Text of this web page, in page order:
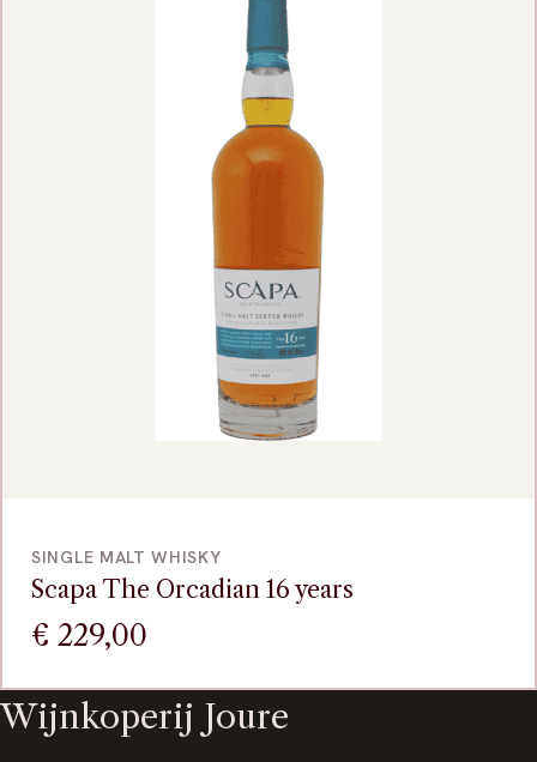
SINGLE MALT WHISKY
Scapa The Orcadian 16 years
€ 229,00
Wijnkoperij Joure